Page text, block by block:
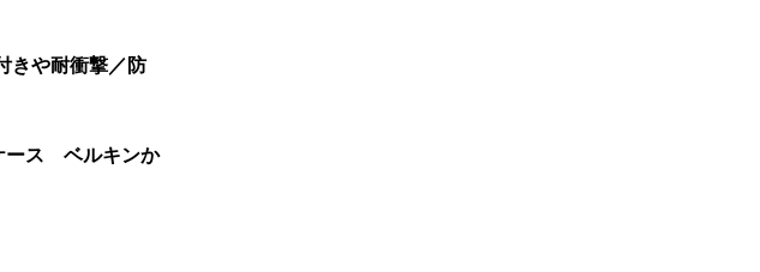
きや耐衝撃／防
ース ベルキンか